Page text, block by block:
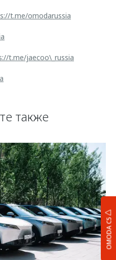
OMODA C5
t.me/omodarussia
t.me/jaecoo\_russia
также